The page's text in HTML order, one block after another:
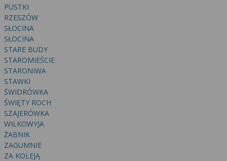
PUSTKI
RZESZÓW
SŁOCINA
SŁOCINA
STARE BUDY
STAROMIEŚCIE
STARONIWA
STAWKI
ŚWIDRÓWKA
ŚWIĘTY ROCH
SZAJERÓWKA
WILKOWYJA
ŻABNIK
ZAGUMNIE
ZA KOLEJĄ
narzędzi zewnętrznych w naszym serwisie
znajdziesz w Regulaminie Serwisu.